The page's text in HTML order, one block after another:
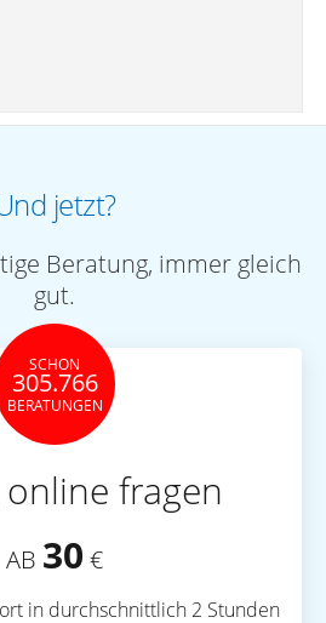
jetzt?
Beratung, immer gleich
gut.
SCHON
305.766
BERATUNGEN
fragen
AB 30 €
in durchschnittlich 2 Stunden